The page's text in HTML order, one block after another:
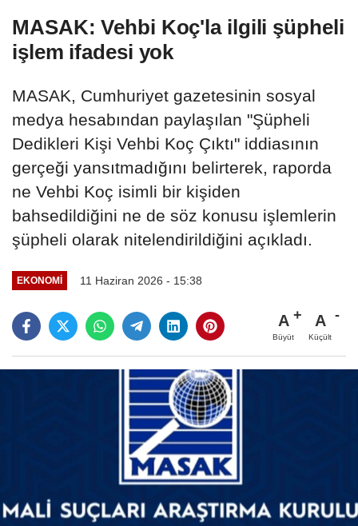
MASAK: Vehbi Koç'la ilgili şüpheli
işlem ifadesi yok
MASAK, Cumhuriyet gazetesinin sosyal
medya hesabından paylaşılan "Şüpheli
Dedikleri Kişi Vehbi Koç Çıktı" iddiasının
gerçeği yansıtmadığını belirterek, raporda
ne Vehbi Koç isimli bir kişiden
bahsedildiğini ne de söz konusu işlemlerin
şüpheli olarak nitelendirildiğini açıkladı.
EKONOMI 11 Haziran 2026 - 15:38
A
Büyüt
A
Küçült